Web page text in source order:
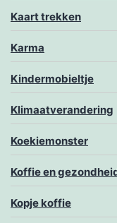
Kaart trekken
Karma
Kindermobieltje
Klimaatverandering
Koekiemonster
Koffie en
Kopje koffie